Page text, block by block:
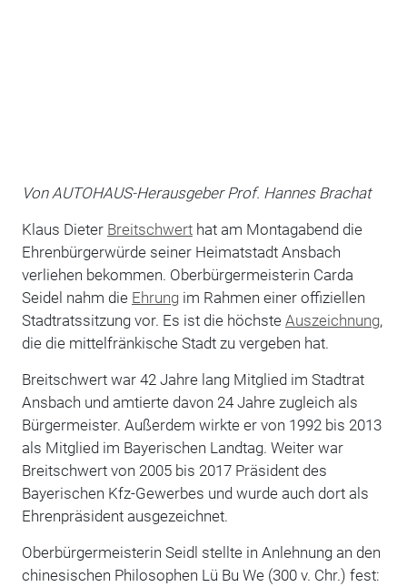
Von AUTOHAUS-Herausgeber Prof. Hannes Brachat
Klaus Dieter Breitschwerthat am Montagabend die
Ehrenbürgerwürde seiner Heimatstadt Ansbach
verliehen bekommen. Oberbürgermeisterin Carda
Seidel nahm die Ehrungim Rahmen einer offiziellen
Stadtratssitzung vor. Es ist die höchste Auszeichnung,
die die mittelfränkische Stadt zu vergeben hat.
Breitschwert war 42 Jahre lang Mitglied im Stadtrat
Ansbach und amtierte davon 24 Jahre zugleich als
Bürgermeister. Außerdem wirkte er von 1992 bis 2013
als Mitglied im Bayerischen Landtag. Weiter war
Breitschwert von 2005 bis 2017 Präsident des
Bayerischen Kfz-Gewerbes und wurde auch dort als
Ehrenpräsident ausgezeichnet.
Oberbürgermeisterin Seidl stellte in Anlehnung an den
chinesischen Philosophen Lü Bu We (300 v. Chr.) fest: